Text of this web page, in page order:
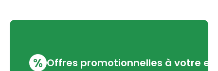
% Offres promotionnelles à votre